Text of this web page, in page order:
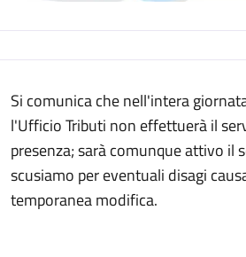
Descrizione
Si comunica che nell'intera
l'Ufficio Tributi non effettuerà il
presenza; sarà comunque attivo il
scusiamo per eventuali disagi
temporanea modifica.